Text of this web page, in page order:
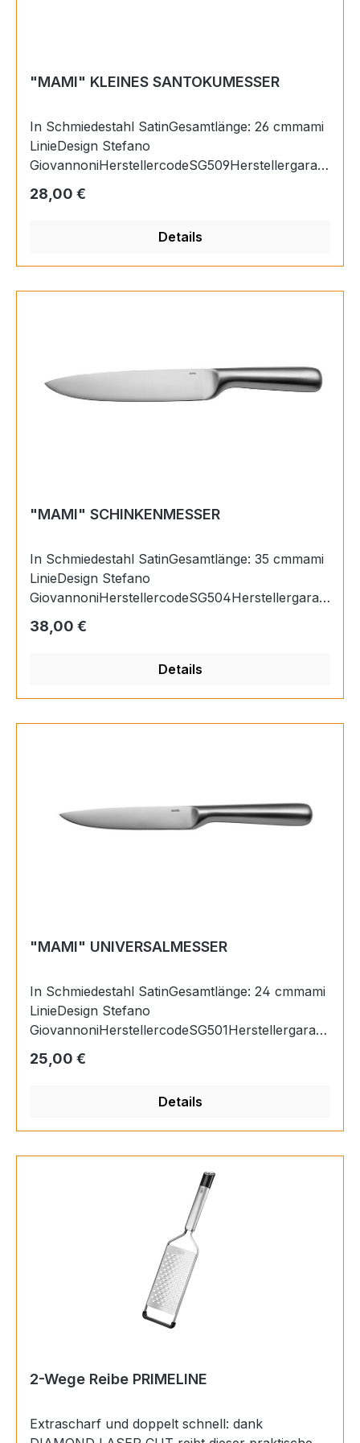
"MAMI" KLEINES SANTOKUMESSER
In Schmiedestahl SatinGesamtlänge: 26 cmmami
LinieDesign Stefano
GiovannoniHerstellercodeSG509Herstellergarant
mmGewicht0,2 KgMaterialKlinge:
Regulärer Preis:
28,00 €
Details
"MAMI" SCHINKENMESSER
In Schmiedestahl SatinGesamtlänge: 35 cmmami
LinieDesign Stefano
GiovannoniHerstellercodeSG504Herstellergaran
mmGewicht0,3 KgMaterialKlinge:
Regulärer Preis:
38,00 €
Details
"MAMI" UNIVERSALMESSER
In Schmiedestahl SatinGesamtlänge: 24 cmmami
LinieDesign Stefano
GiovannoniHerstellercodeSG501Herstellergaranti
mmGewicht0,1 KgMaterialKlinge:
Regulärer Preis:
25,00 €
Details
2-Wege Reibe PRIMELINE
Extrascharf und doppelt schnell: dank